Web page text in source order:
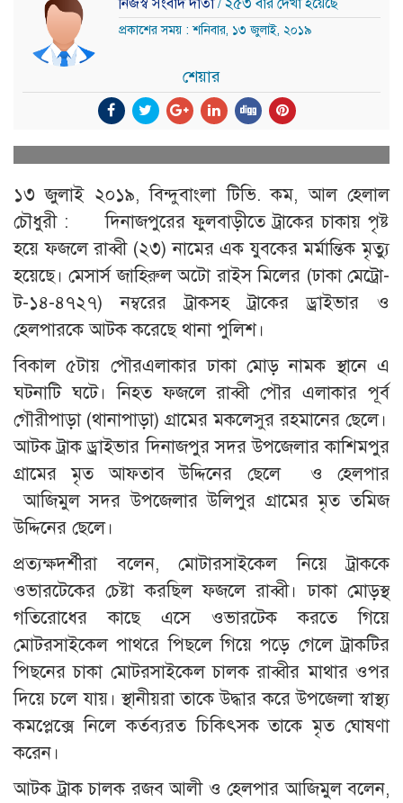
নিজস্ব সংবাদ দাতা/ ২৫৩ বার দেখা হয়েছে
প্রকাশের সময় : শনিবার, ১৩ জুলাই, ২০১৯
শেয়ার
১৩ জুলাই ২০১৯, বিন্দুবাংলা টিভি. কম, আল হেলাল
চৌধুরী : দিনাজপুরের ফুলবাড়ীতে ট্রাকের চাকায় পৃষ্ট
হয়ে ফজলে রাব্বী (২৩) নামের এক যুবকের মর্মান্তিক মৃত্যু
হয়েছে। মেসার্স জাহিরুল অটো রাইস মিলের (ঢাকা মেট্রো-
ট-১৪-৪৭২৭) নম্বরের ট্রাকসহ ট্রাকের ড্রাইভার ও
হেলপারকে আটক করেছে থানা পুলিশ।
বিকাল ৫টায় পৌরএলাকার ঢাকা মোড় নামক স্থানে এ
ঘটনাটি ঘটে। নিহত ফজলে রাব্বী পৌর এলাকার পূর্ব
গৌরীপাড়া (থানাপাড়া) গ্রামের মকলেসুর রহমানের ছেলে।
আটক ট্রাক ড্রাইভার দিনাজপুর সদর উপজেলার কাশিমপুর
গ্রামের মৃত আফতাব উদ্দিনের ছেলে ও হেলপার
আজিমুল সদর উপজেলার উলিপুর গ্রামের মৃত তমিজ
উদ্দিনের ছেলে।
প্রত্যক্ষদর্শীরা বলেন, মোটারসাইকেল নিয়ে ট্রাককে
ওভারটেকের চেষ্টা করছিল ফজলে রাব্বী। ঢাকা মোড়স্থ
গতিরোধের কাছে এসে ওভারটেক করতে গিয়ে
মোটরসাইকেল পাথরে পিছলে গিয়ে পড়ে গেলে ট্রাকটির
পিছনের চাকা মোটরসাইকেল চালক রাব্বীর মাথার ওপর
দিয়ে চলে যায়। স্থানীয়রা তাকে উদ্ধার করে উপজেলা স্বাস্থ্য
কমপ্লেক্সে নিলে কর্তব্যরত চিকিৎসক তাকে মৃত ঘোষণা
করেন।
আটক ট্রাক চালক রজব আলী ও হেলপার আজিমুল বলেন,